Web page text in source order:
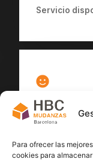
Para ofrecer las
cookies para
Servicio
100